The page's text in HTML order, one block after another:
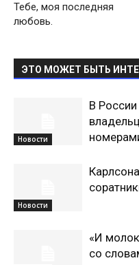
Тебе, моя последняя
любовь.
ЭТО МОЖЕТ БЫТЬ
Новости
В
Новости
«И
со